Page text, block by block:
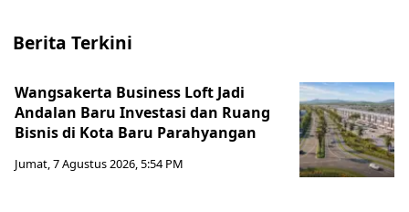
Berita Terkini
Wangsakerta Business Loft Jadi
Andalan Baru Investasi dan Ruang
Bisnis di Kota Baru Parahyangan
Jumat, 7 Agustus 2026, 5:54 PM